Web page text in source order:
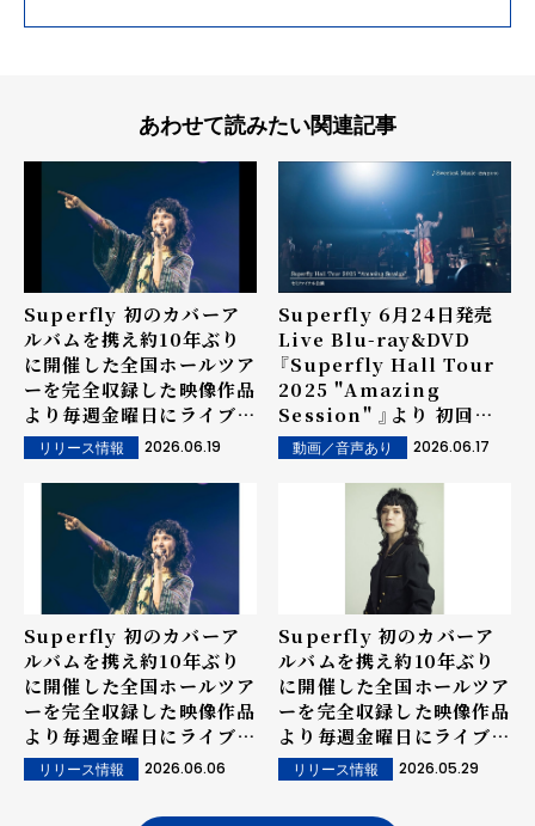
あわせて読みたい関連記事
Superfly 初のカバーア
ルバムを携え約10年ぶり
に開催した全国ホールツア
ーを完全収録した映像作品
より毎週金曜日にライブ音
源を先行配信！ラスト第11
弾は、SUPER BEAVERの
名曲「人として」カバー！！
リリース情報 2026.06.19
Superfly 6月24日発売
Live Blu-ray&DVD
『Superfly Hall Tour
2025 "Amazing
Session" 』より 初回限
定盤DISC２ダイジェスト
映像公開！ セミファイナル
公演「Sweetest Music」
フリーライブの貴重映像を
完全収録！！
動画／音声あり 2026.06.17
Superfly 初のカバーア
ルバムを携え約10年ぶり
に開催した全国ホールツア
ーを完全収録した映像作品
より毎週金曜日にライブ音
源を先行配信！第９弾は、
嵐の名曲「果てない空」カ
リリース情報 2026.06.06
Superfly 初のカバーア
ルバムを携え約10年ぶり
に開催した全国ホールツア
ーを完全収録した映像作品
より毎週金曜日にライブ音
源を先行配信！ 第８弾は、
スピッツの名曲「楓」カバ
ー！！
リリース情報 2026.05.29